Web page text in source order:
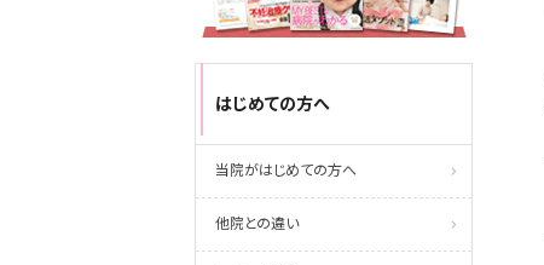
はじめての方へ
当院がはじめての方へ
他院との違い